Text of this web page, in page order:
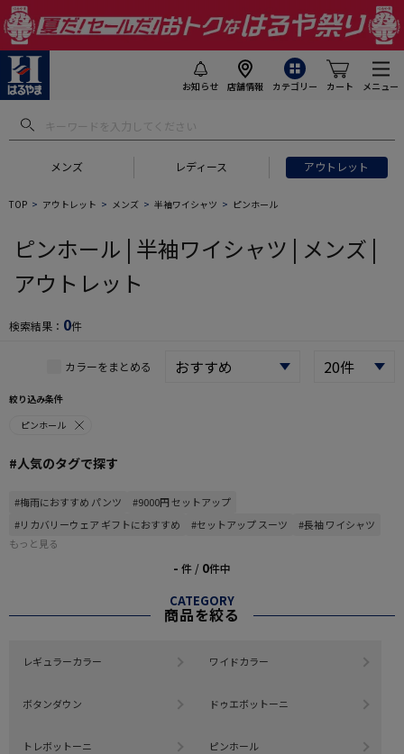
お知らせ 店舗情報 カテゴリー カート メニュー
メンズ レディース アウトレット
フトにおすすめ #セットアップ スーツ
TOP アウトレット メンズ 半袖ワイシャツ ピンホール
ピンホール | 半袖ワイシャツ | メンズ |
アウトレット
検索結果： 0件
カラーをまとめる
絞り込み条件
ピンホール
#人気のタグで探す
#梅雨におすすめ パンツ
#9000円 セットアップ
#リカバリーウェア ギフトにおすすめ
#セットアップ スーツ
#長袖 ワイシャツ
もっと見る
- 件 / 0件中
CATEGORY
商品を絞る
レギュラーカラー ワイドカラー
ボタンダウン ドゥエボットーニ
トレボットーニ ピンホール